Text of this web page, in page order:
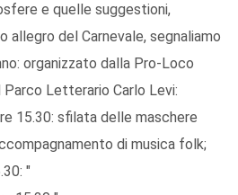
e quelle suggestioni,
allegro del Carnevale, segnaliamo
organizzato dalla Pro-Loco
Parco Letterario Carlo Levi:
15.30: sfilata delle maschere
di musica folk;
"